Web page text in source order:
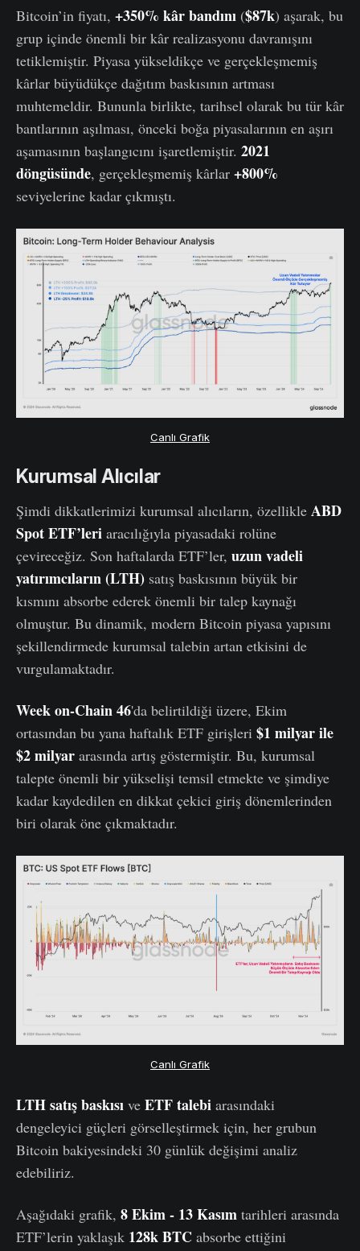
Bitcoin’in fiyatı, +350% kâr bandını ($87k) aşarak, bu
grup içinde önemli bir kâr realizasyonu davranışını
tetiklemiştir. Piyasa yükseldikçe ve gerçekleşmemiş
kârlar büyüdükçe dağıtım baskısının artması
muhtemeldir. Bununla birlikte, tarihsel olarak bu tür kâr
bantlarının aşılması, önceki boğa piyasalarının en aşırı
aşamasının başlangıcını işaretlemiştir. 2021
döngüsünde, gerçekleşmemiş kârlar +800%
seviyelerine kadar çıkmıştı.
Canlı Grafik
Kurumsal Alıcılar
Şimdi dikkatlerimizi kurumsal alıcıların, özellikle ABD
Spot ETF’leri aracılığıyla piyasadaki rolüne
çevireceğiz. Son haftalarda ETF’ler, uzun vadeli
yatırımcıların (LTH) satış baskısının büyük bir
kısmını absorbe ederek önemli bir talep kaynağı
olmuştur. Bu dinamik, modern Bitcoin piyasa yapısını
şekillendirmede kurumsal talebin artan etkisini de
vurgulamaktadır.
Week on-Chain 46'da belirtildiği üzere, Ekim
ortasından bu yana haftalık ETF girişleri $1 milyar ile
$2 milyar arasında artış göstermiştir. Bu, kurumsal
talepte önemli bir yükselişi temsil etmekte ve şimdiye
kadar kaydedilen en dikkat çekici giriş dönemlerinden
biri olarak öne çıkmaktadır.
Canlı Grafik
LTH satış baskısı ve ETF talebi arasındaki
dengeleyici güçleri görselleştirmek için, her grubun
Bitcoin bakiyesindeki 30 günlük değişimi analiz
edebiliriz.
Aşağıdaki grafik, 8 Ekim - 13 Kasım tarihleri arasında
ETF’lerin yaklaşık 128k BTC absorbe ettiğini